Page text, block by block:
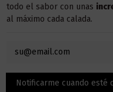
todo el sabor con unas
al máximo cada calada.